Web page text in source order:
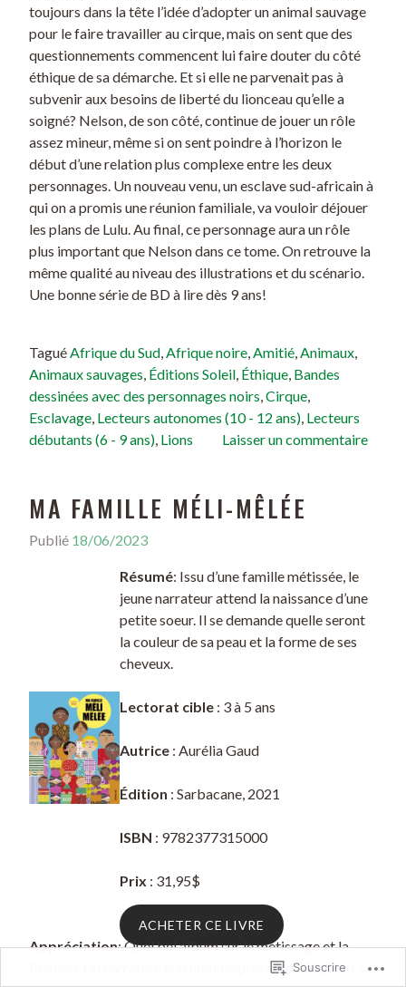
toujours dans la tête l’idée d’adopter un animal sauvage
pour le faire travailler au cirque, mais on sent que des
questionnements commencent lui faire douter du côté
éthique de sa démarche. Et si elle ne parvenait pas à
subvenir aux besoins de liberté du lionceau qu’elle a
soigné? Nelson, de son côté, continue de jouer un rôle
assez mineur, même si on sent poindre à l’horizon le
début d’une relation plus complexe entre les deux
personnages. Un nouveau venu, un esclave sud-africain à
qui on a promis une réunion familiale, va vouloir déjouer
les plans de Lulu. Au final, ce personnage aura un rôle
plus important que Nelson dans ce tome. On retrouve la
même qualité au niveau des illustrations et du scénario.
Une bonne série de BD à lire dès 9 ans!
TaguéAfrique du Sud,Afrique noire,Amitié,Animaux,
Animaux sauvages, Éditions Soleil, Éthique, Bandes
dessinées avec des personnages noirs,Cirque,
Esclavage, Lecteurs autonomes (10 - 12 ans), Lecteurs
débutants (6 - 9 ans), Lions Laisser un commentaire
MA FAMILLE MÉLI-MÊLÉE
Publié 18/06/2023
Résumé: Issu d’une famille métissée, le
jeune narrateur attend la naissance d’une
petite soeur. Il se demande quelle seront
la couleur de sa peau et la forme de ses
cheveux.
Lectorat cible: 3 à 5 ans
Autrice : Aurélia Gaud
Édition : Sarbacane, 2021
ISBN : 9782377315000
Prix : 31,95$
ACHETER CE LIVRE
Appréciation: Quel bel album sur le métissage et la
filiation. Un narrateur non nommé présente fièrement sa
Souscrire